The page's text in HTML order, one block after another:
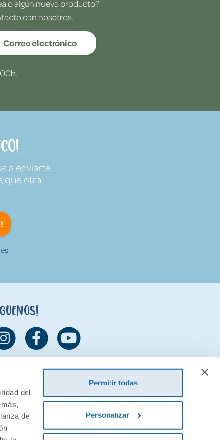
del
de
Permitir todas
Personalizar
o algún nuevo producto?
con nosotros.
Correo electrónico
a enviarte
que otra